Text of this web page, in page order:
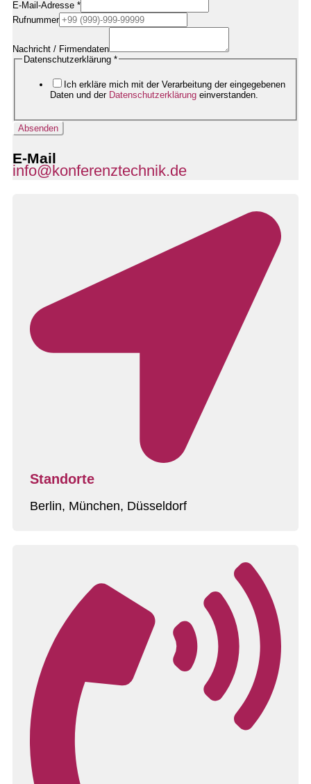
E-Mail-Adresse *
Firmendaten
Rufnummer
Nachricht / Firmendaten
Datenschutzerklärung *
Ich erkläre mich mit der Verarbeitung der eingegebenen
Daten und der Datenschutzerklärungeinverstanden.
Absenden
E-Mail
info@konferenztechnik.de
Standorte
Berlin, München, Düsseldorf